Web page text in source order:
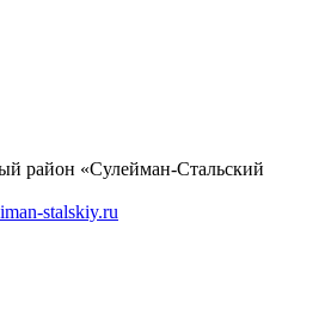
район «Сулейман-Стальский
stalskiy.ru